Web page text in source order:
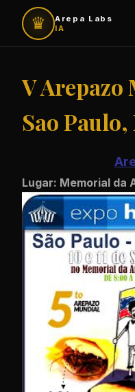
♛
Arepa Labs
IA
V Arepazo
Sao
Lugar: Memorial da